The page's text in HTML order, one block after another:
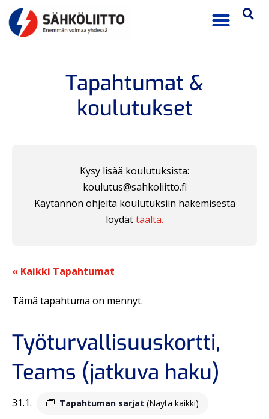
Tapahtumat &
koulutukset
Kysy lisää koulutuksista:
koulutus@sahkoliitto.fi
Käytännön ohjeita koulutuksiin hakemisesta
löydättäältä.
« Kaikki Tapahtumat
Tämä tapahtuma on mennyt.
Työturvallisuuskortti,
Teams (jatkuva haku)
31.1. Tapahtuman sarjat (Näytä kaikki)